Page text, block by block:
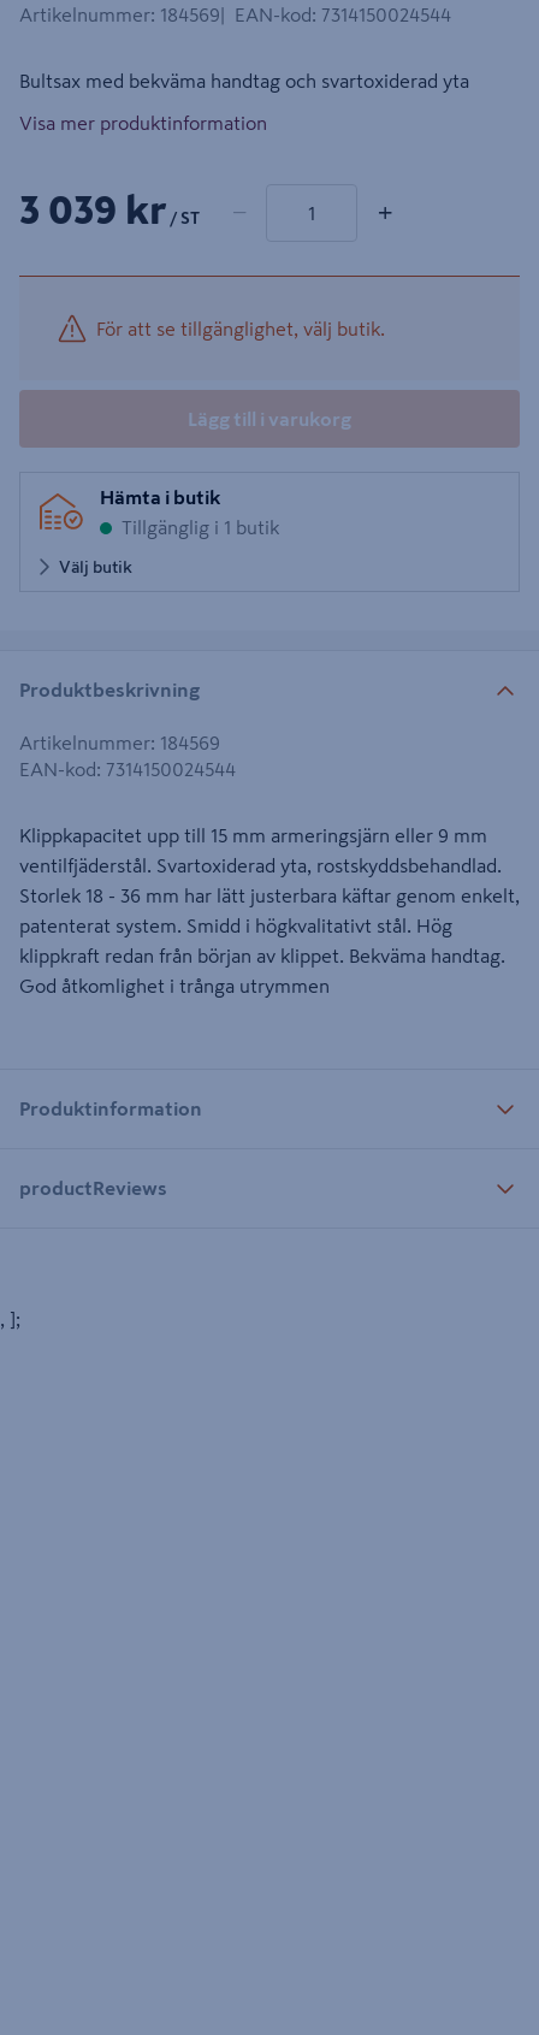
Artikelnummer: 184569 EAN-kod: 7314150024544
Bultsax med bekväma handtag och svartoxiderad yta
Visa mer produktinformation
3 039 kr / ST − +
För att se tillgänglighet, välj butik.
Lägg till i varukorg
Hämta i butik
Tillgänglig i 1 butik
Välj butik
Produktbeskrivning
Artikelnummer: 184569
EAN-kod: 7314150024544
Klippkapacitet upp till 15 mm armeringsjärn eller 9 mm
ventilfjäderstål. Svartoxiderad yta, rostskyddsbehandlad.
Storlek 18 - 36 mm har lätt justerbara käftar genom enkelt,
patenterat system. Smidd i högkvalitativt stål. Hög
klippkraft redan från början av klippet. Bekväma handtag.
God åtkomlighet i trånga utrymmen
Produktinformation
productReviews
, ];